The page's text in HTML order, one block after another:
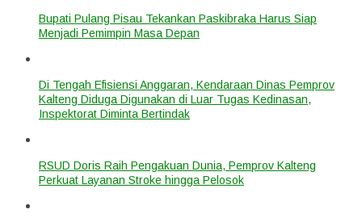
Bupati Pulang Pisau Tekankan Paskibraka Harus Siap
Menjadi Pemimpin Masa Depan
Di Tengah Efisiensi Anggaran, Kendaraan Dinas Pemprov
Kalteng Diduga Digunakan di Luar Tugas Kedinasan,
Inspektorat Diminta Bertindak
RSUD Doris Raih Pengakuan Dunia, Pemprov Kalteng
Perkuat Layanan Stroke hingga Pelosok